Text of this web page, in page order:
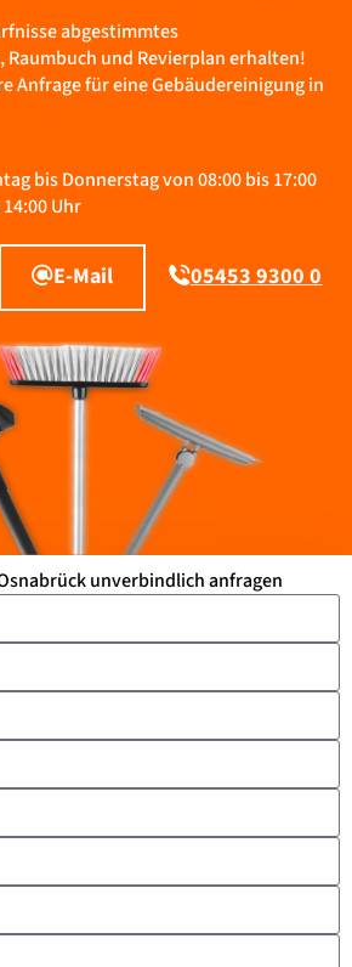
abgestimmtes
Raumbuch und Revierplan erhalten!
Anfrage für eine Gebäudereinigung in
bis Donnerstag von 08:00 bis 17:00
Uhr
E-Mail 05453 9300 0
unverbindlich anfragen